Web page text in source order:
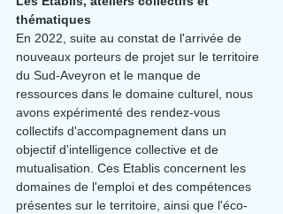
thématiques
En 2022, suite au constat de l'arrivée de
nouveaux porteurs de projet sur le territoire
du Sud-Aveyron et le manque de
ressources dans le domaine culturel, nous
avons expérimenté des rendez-vous
collectifs d'accompagnement dans un
objectif d'intelligence collective et de
mutualisation. Ces Etablis concernent les
domaines de l'emploi et des compétences
présentes sur le territoire, ainsi que l'éco-